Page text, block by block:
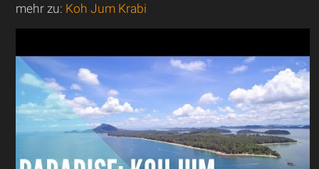
mehr zu: Koh Jum Krabi